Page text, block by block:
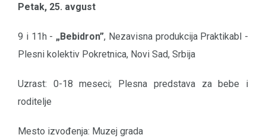
Petak, 25. avgust
9 i 11h - „Bebidron”, Nezavisna produkcija Praktikabl -
Plesni kolektiv Pokretnica, Novi Sad, Srbija
Uzrast: 0-18 meseci; Plesna predstava za bebe i
roditelje
Mesto izvođenja: Muzej grada